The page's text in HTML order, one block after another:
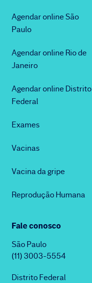
Agendar online São
Paulo
Agendar online Rio de
Janeiro
Agendar online Distrito
Federal
Exames
Vacinas
Vacina da gripe
Reprodução Humana
Fale conosco
São Paulo
(11) 3003-5554
Distrito Federal